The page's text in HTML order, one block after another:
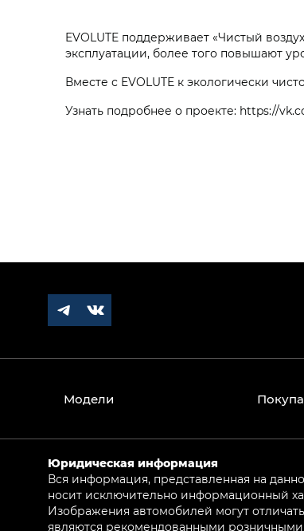
EVOLUTE поддерживает «Чистый
эксплуатации, более того повышают
Вместе с EVOLUTE к экологически
Узнать подробнее о проекте: https://
Модели
Юридическая информация
Вся информация, представленная на
носит исключительно информационный
Изображения автомобилей могут
являются рекомендованными